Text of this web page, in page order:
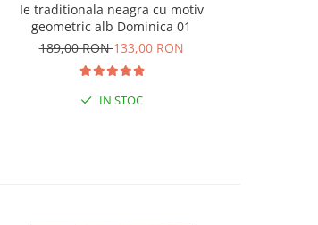
Ie traditionala neagra cu motiv
geometric alb Dominica 01
189,00 RON133,00 RON
IN STOC